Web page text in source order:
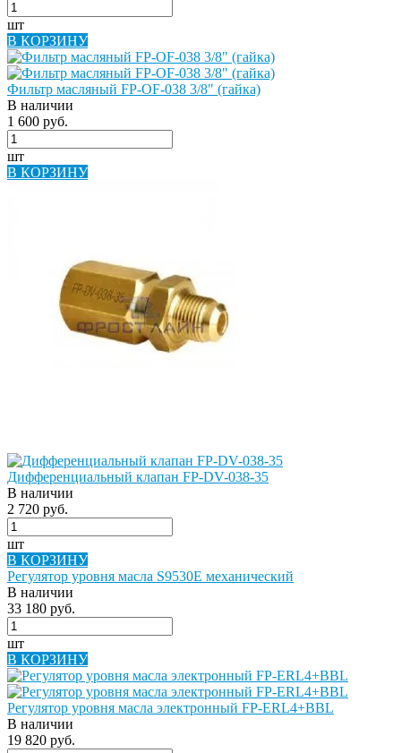
шт
В КОРЗИНУ
Фильтр масляный FP-OF-038 3/8" (гайка)
В наличии
1 600 руб.
шт
В КОРЗИНУ
Дифференциальный клапан FP-DV-038-35
В наличии
2 720 руб.
шт
В КОРЗИНУ
Регулятор уровня масла S9530E механический
В наличии
33 180 руб.
шт
В КОРЗИНУ
Регулятор уровня масла электронный FP-ERL4+BBL
В наличии
19 820 руб.